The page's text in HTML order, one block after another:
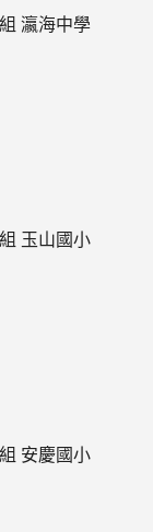
瀛海中學
玉山國小
安慶國小